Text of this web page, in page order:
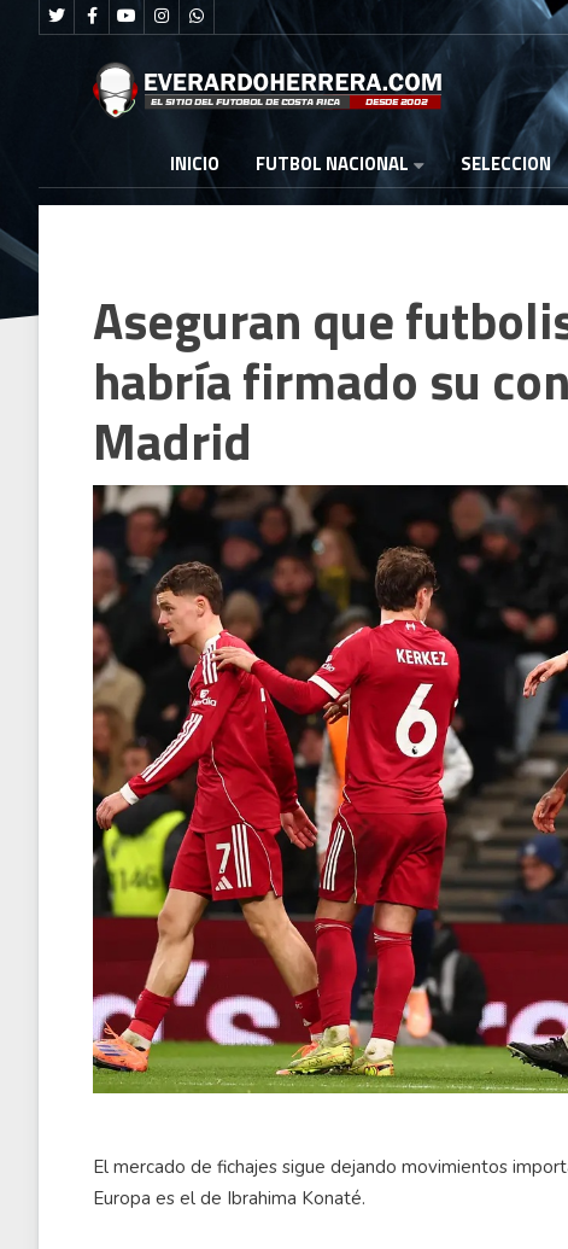
INICIO FUTBOL NACIONAL SELECCION
Aseguran que
habría firmado su
Madrid
El mercado de fichajes sigue dejando movimientos
Europa es el de Ibrahima Konaté.